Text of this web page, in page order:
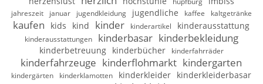
jahreszeit januar jugendkleidung jugendliche kaffee kaltgetränke
kaufen kids kind kinder kinderartikel kinderausstattung
kinderausstattungen kinderbasar kinderbekleidung
kinderbetreuung kinderbücher kinderfahrräder
kinderfahrzeuge kinderflohmarkt kindergarten
kindergärten kinderklamotten kinderkleider kinderkleiderbasar